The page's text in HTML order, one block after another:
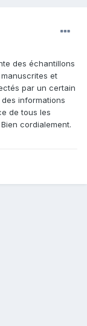
des échantillons
et
par un certain
informations
de tous les
cordialement.